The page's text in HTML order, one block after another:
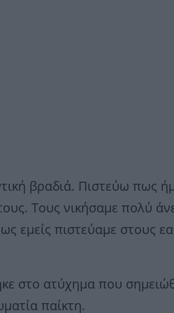
βραδιά. Πιστεύω πως
Τους νικήσαμε πολύ
εμείς πιστεύαμε στους
στο ατύχημα που
παίκτη.